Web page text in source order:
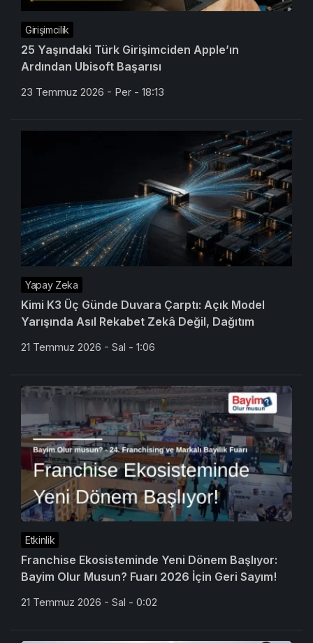
Girişimcilik
25 Yaşındaki Türk Girişimciden Apple’ın
Ardından Ubisoft Başarısı
23 Temmuz 2026 - Per - 18:13
Yapay Zeka
Kimi K3 Üç Günde Duvara Çarptı: Açık Model
Yarışında Asıl Rekabet Zekâ Değil, Dağıtım
21 Temmuz 2026 - Sal - 1:06
Etkinlik
Franchise Ekosisteminde Yeni Dönem Başlıyor:
Bayim Olur Musun? Fuarı 2026 İçin Geri Sayım!
21 Temmuz 2026 - Sal - 0:02